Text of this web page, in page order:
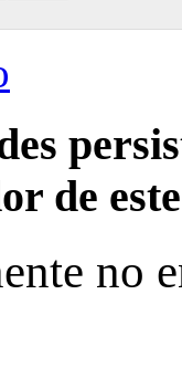
de
no